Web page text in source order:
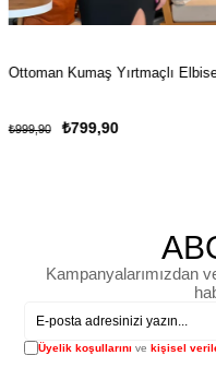
Ottoman Kumaş Yırtmaçlı Elbise
₺799,90
₺999,90
Kampanyalarımızdan
Üyelik koşullarını vekişisel